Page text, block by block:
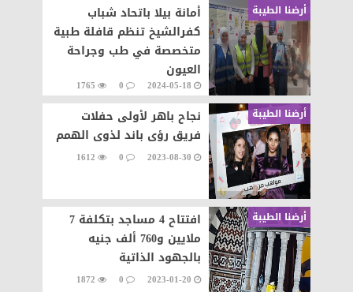
أرضنا الطيبة
أمانة بيلا باتحاد شباب
كفرالشيخ تنظم قافلة طبية
متخصصة في طب وجراحة
العيون
2024-05-18
0
1765
أرضنا الطيبة
نجاح باهر لأولى حفلات
فريق رؤى باند لذوى الهمم
2023-08-30
0
1612
أرضنا الطيبة
افتتاح 4 مساجد بتكلفة 7
ملايين و760 ألف جنيه
بالجهود الذاتية
2023-01-20
0
1872